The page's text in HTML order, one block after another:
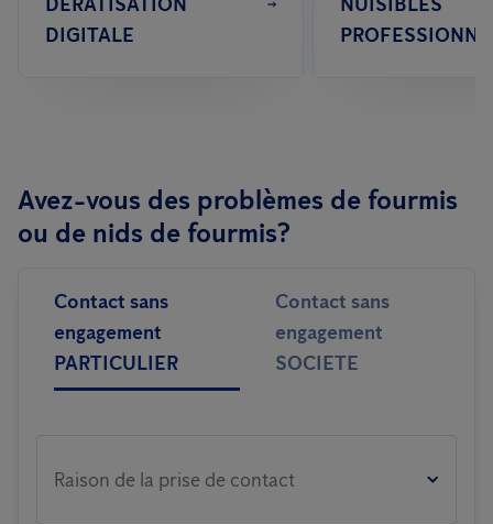
DIGITALE
Avez-vous des problèmes de fourmis
ou de nids de fourmis?
Contact sans
engagement
PARTICULIER
Contact sans
engagement
SOCIETE
Raison de la prise de contact